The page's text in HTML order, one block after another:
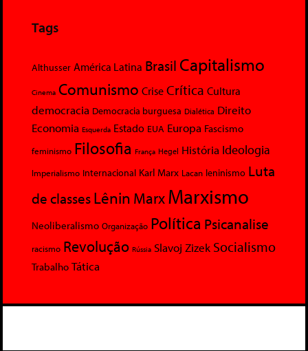
Tags
Althusser América Latina Brasil Capitalismo
Cinema Comunismo Crise Crítica Cultura
democracia Democracia burguesa Dialética Direito
Economia Esquerda Estado EUA Europa Fascismo
feminismo Filosofia França Hegel História Ideologia
Imperialismo Internacional Karl Marx Lacan leninismo Luta
de classesLênin MarxMarxismo
Neoliberalismo Organização Política Psicanalise
racismo Revolução Rússia Slavoj Zizek Socialismo
Trabalho Tática